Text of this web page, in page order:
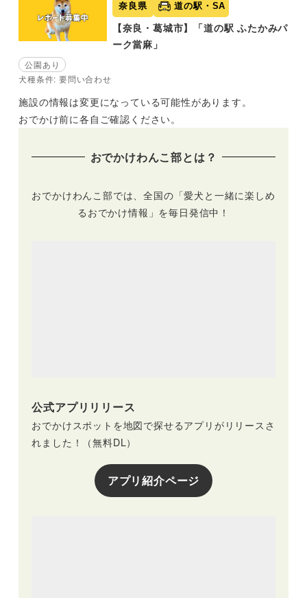
奈良県 道の駅・SA
【奈良・葛城市】「道の駅 ふたかみパ
ーク當麻」
公園あり
犬種条件: 要問い合わせ
施設の情報は変更になっている可能性があります。
おでかけ前に各自ご確認ください。
おでかけわんこ部とは？
おでかけわんこ部では、全国の「愛犬と一緒に楽しめ
るおでかけ情報」を毎日発信中！
公式アプリリリース
おでかけスポットを地図で探せるアプリがリリースさ
れました！（無料DL）
アプリ紹介ページ